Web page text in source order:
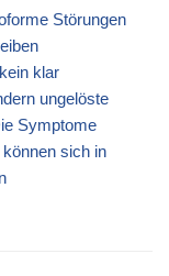
Störungen
klar
ungelöste
Symptome
sich in